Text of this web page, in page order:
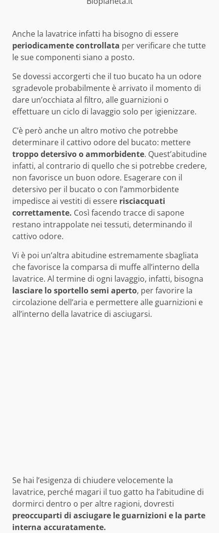
Anche la lavatrice infatti ha bisogno di essere
periodicamente controllata per verificare che tutte
le sue componenti siano a posto.
Se dovessi accorgerti che il tuo bucato ha un odore
sgradevole probabilmente è arrivato il momento di
dare un’occhiata al filtro, alle guarnizioni o
effettuare un ciclo di lavaggio solo per igienizzare.
C’è però anche un altro motivo che potrebbe
determinare il cattivo odore del bucato: mettere
troppo detersivo o ammorbidente. Quest’abitudine
infatti, al contrario di quello che si potrebbe credere,
non favorisce un buon odore. Esagerare con il
detersivo per il bucato o con l’ammorbidente
impedisce ai vestiti di essere risciacquati
correttamente. Così facendo tracce di sapone
restano intrappolate nei tessuti, determinando il
cattivo odore.
Vi è poi un’altra abitudine estremamente sbagliata
che favorisce la comparsa di muffe all’interno della
lavatrice. Al termine di ogni lavaggio, infatti, bisogna
lasciare lo sportello semi aperto, per favorire la
circolazione dell’aria e permettere alle guarnizioni e
all’interno della lavatrice di asciugarsi.
Se hai l’esigenza di chiudere velocemente la
lavatrice, perché magari il tuo gatto ha l’abitudine di
dormirci dentro o per altre ragioni, dovresti
preoccuparti di asciugare le guarnizioni e la parte
interna accuratamente.